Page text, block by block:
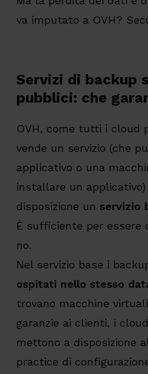
va imputato a OVH?
Servizi di backup
pubblici: che
OVH, come tutti i cloud
vende un servizio (che
applicativo o una
installare un
disposizione un servizio
È sufficiente per essere
no.
Nel servizio base i
ospitati nello stesso
trovano macchine
garanzie ai clienti, i
mettono a disposizione
practice di